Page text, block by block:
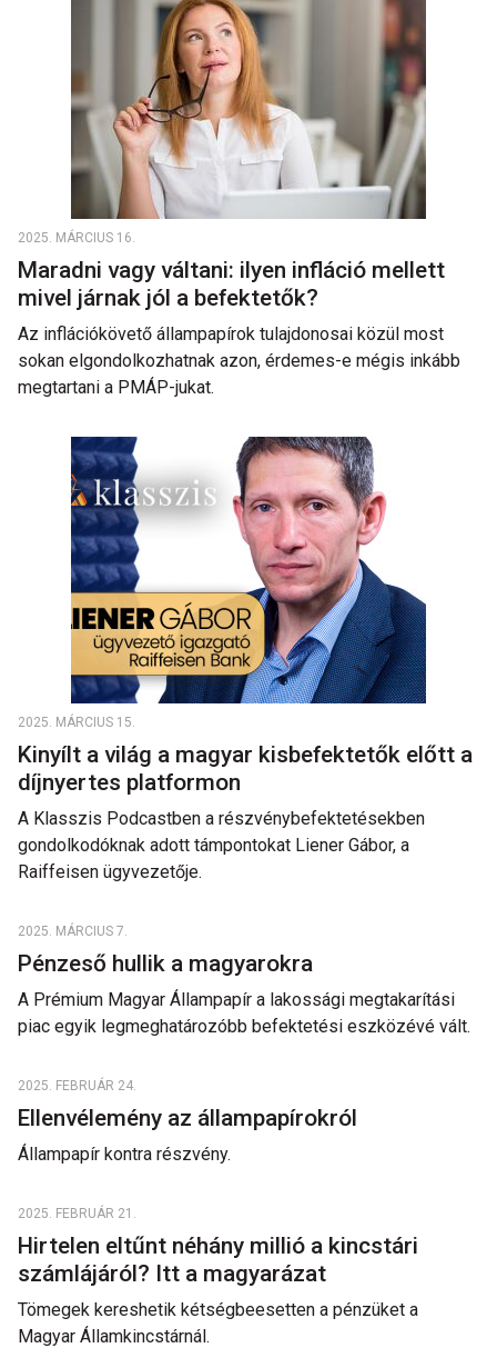
2025. MÁRCIUS 16.
Maradni vagy váltani: ilyen infláció mellett
mivel járnak jól a befektetők?
Az inflációkövető állampapírok tulajdonosai közül most
sokan elgondolkozhatnak azon, érdemes-e mégis inkább
megtartani a PMÁP-jukat.
2025. MÁRCIUS 15.
Kinyílt a világ a magyar kisbefektetők előtt a
díjnyertes platformon
A Klasszis Podcastben a részvénybefektetésekben
gondolkodóknak adott támpontokat Liener Gábor, a
Raiffeisen ügyvezetője.
2025. MÁRCIUS 7.
Pénzeső hullik a magyarokra
A Prémium Magyar Állampapír a lakossági megtakarítási
piac egyik legmeghatározóbb befektetési eszközévé vált.
2025. FEBRUÁR 24.
Ellenvélemény az állampapírokról
Állampapír kontra részvény.
2025. FEBRUÁR 21.
Hirtelen eltűnt néhány millió a kincstári
számlájáról? Itt a magyarázat
Tömegek kereshetik kétségbeesetten a pénzüket a
Magyar Államkincstárnál.